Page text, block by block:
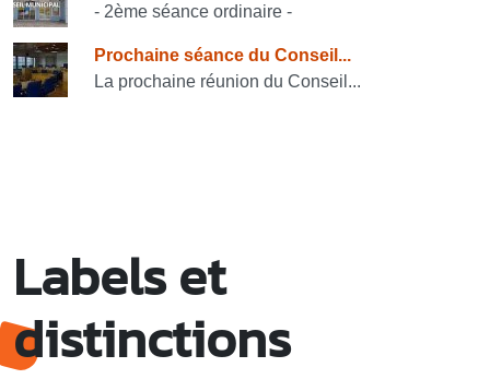
- 2ème séance ordinaire -
Prochaine séance du Conseil...
La prochaine réunion du Conseil...
Labels et
distinctions